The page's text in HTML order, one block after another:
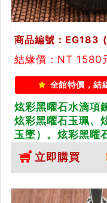
商品編號：EG183
結緣價：NT 1580
全館特價，結
炫彩黑曜石水滴項
炫彩黑曜石玉珮、
玉墜）。炫彩黑曜
EG183。客製化訂
石水滴吊墜玉珮項
寶石保證卡
立即購買